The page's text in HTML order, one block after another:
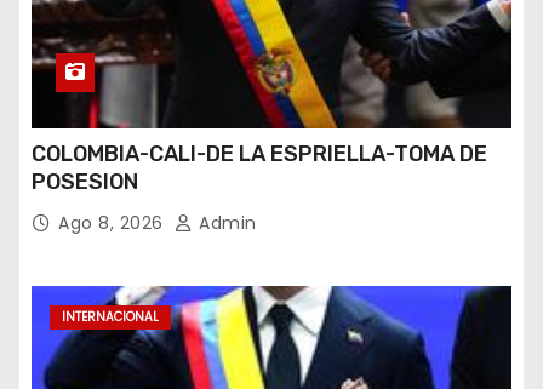
COLOMBIA-CALI-DE LA ESPRIELLA-TOMA DE
POSESION
Ago 8, 2026 Admin
INTERNACIONAL